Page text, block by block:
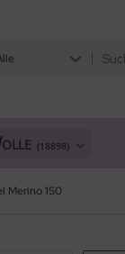
(18898)
Merino 150